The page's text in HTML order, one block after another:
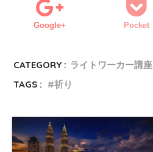
Google+ Pocket
CATEGORY : ライトワーカー講座
TAGS :
祈り